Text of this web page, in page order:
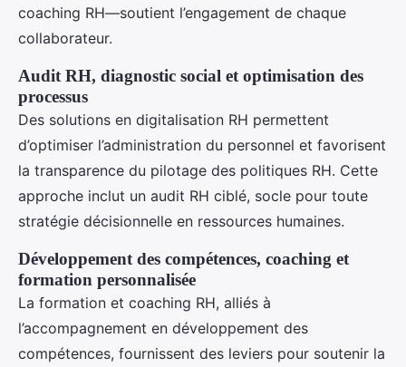
coaching RH—soutient l’engagement de chaque
collaborateur.
Audit RH, diagnostic social et optimisation des
processus
Des solutions en digitalisation RH permettent
d’optimiser l’administration du personnel et favorisent
la transparence du pilotage des politiques RH. Cette
approche inclut un audit RH ciblé, socle pour toute
stratégie décisionnelle en ressources humaines.
Développement des compétences, coaching et
formation personnalisée
La formation et coaching RH, alliés à
l’accompagnement en développement des
compétences, fournissent des leviers pour soutenir la